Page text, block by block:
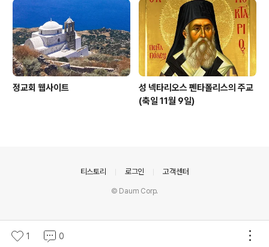
정교회 웹사이트
성 넥타리오스 펜타폴리스의 주교
(축일 11월 9일)
1 0
티스토리 로그인 고객센터
© Daum Corp.